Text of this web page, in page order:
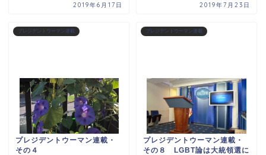
2019年6月17日 2019年7月23日
プレジデントウーマン連載
プレジデントウーマン連載・
その４
プレジデントウーマン連載
プレジデントウーマン連載・
その８ LGBT論は大統領選に